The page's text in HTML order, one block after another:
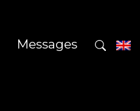
Messages